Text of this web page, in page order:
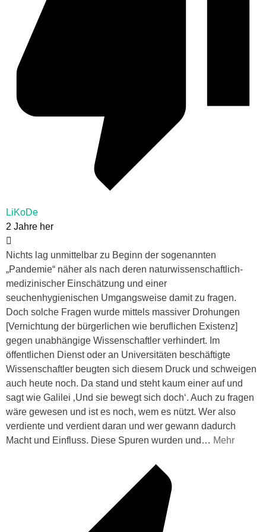
LiKoDe
2 Jahre her
Nichts lag unmittelbar zu Beginn der sogenannten
„Pandemie“ näher als nach deren naturwissenschaftlich-
medizinischer Einschätzung und einer
seuchenhygienischen Umgangsweise damit zu fragen.
Doch solche Fragen wurde mittels massiver Drohungen
[Vernichtung der bürgerlichen wie beruflichen Existenz]
gegen unabhängige Wissenschaftler verhindert. Im
öffentlichen Dienst oder an Universitäten beschäftigte
Wissenschaftler beugten sich diesem Druck und schweigen
auch heute noch. Da stand und steht kaum einer auf und
sagt wie Galilei ‚Und sie bewegt sich doch‘. Auch zu fragen
wäre gewesen und ist es noch, wem es nützt. Wer also
verdiente und verdient daran und wer gewann dadurch
Macht und Einfluss. Diese Spuren wurden und … Mehr